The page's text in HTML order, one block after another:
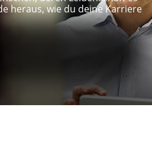
heraus, wie du deine Karriere